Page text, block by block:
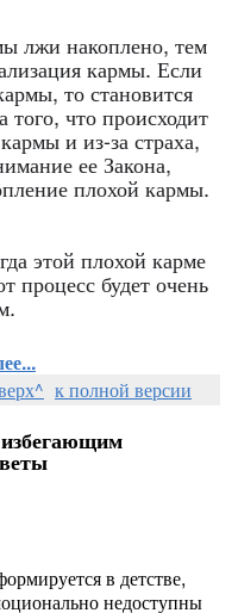
лжи накоплено, тем
кармы. Если
то становится
того, что происходит
и из-за страха,
ее Закона,
плохой кармы.
этой плохой карме
процесс будет очень
к полной версии
в детстве,
недоступны